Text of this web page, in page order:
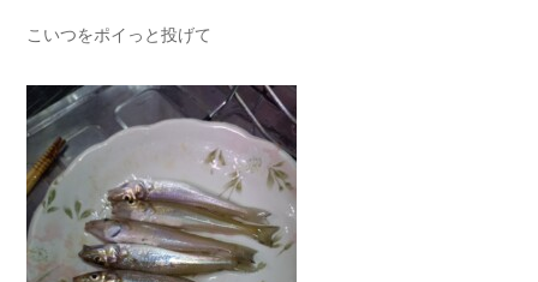
こいつをポイっと投げて